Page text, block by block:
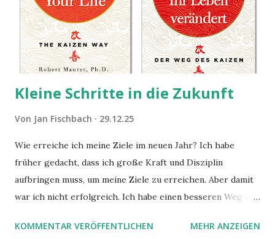
Kleine Schritte in die Zukunft
Von Jan Fischbach 29.12.25
Wie erreiche ich meine Ziele im neuen Jahr? Ich habe
früher gedacht, dass ich große Kraft und Disziplin
aufbringen muss, um meine Ziele zu erreichen. Aber damit
war ich nicht erfolgreich. Ich habe einen besseren Weg in
möchte. Darin habe ich zwei gute Begründungen gefunden,
KOMMENTAR VERÖFFENTLICHEN MEHR ANZEIGEN